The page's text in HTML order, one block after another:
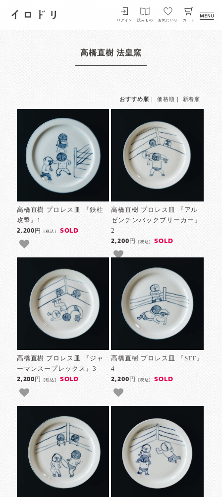
イロドリ
ログイン 読みもの お気にいり カート
高橋直樹 法皇窯
おすすめ順 価格順 新着順
高橋直樹 プロレス皿 『鉄柱
攻撃』1
2,200円[税込] SOLD
高橋直樹 プロレス皿 『アル
ゼンチンバックブリーカー』
2
2,200円 [税込] SOLD
高橋直樹 プロレス皿 『ジャ
ーマンスープレックス』3
2,200円[税込] SOLD
高橋直樹 プロレス皿 『STF』
4
2,200円 [税込] SOLD